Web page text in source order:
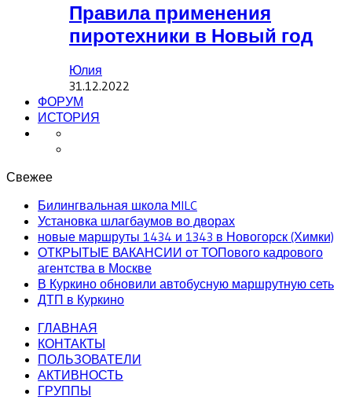
Правила применения
пиротехники в Новый год
Юлия
31.12.2022
ФОРУМ
ИСТОРИЯ
Свежее
Билингвальная школа MILC
Установка шлагбаумов во дворах
новые маршруты 1434 и 1343 в Новогорск (Химки)
ОТКРЫТЫЕ ВАКАНСИИ от ТОПового кадрового
агентства в Москве
В Куркино обновили автобусную маршрутную сеть
ДТП в Куркино
ГЛАВНАЯ
КОНТАКТЫ
ПОЛЬЗОВАТЕЛИ
АКТИВНОСТЬ
ГРУППЫ